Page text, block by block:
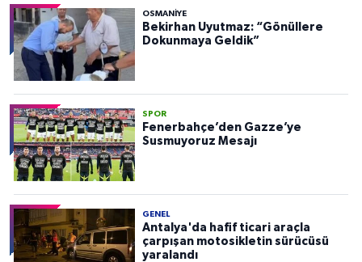
OSMANIYE
Bekirhan Uyutmaz: “Gönüllere
Dokunmaya Geldik”
SPOR
Fenerbahçe’den Gazze’ye
Susmuyoruz Mesajı
GENEL
Antalya'da hafif ticari araçla
çarpışan motosikletin sürücüsü
yaralandı